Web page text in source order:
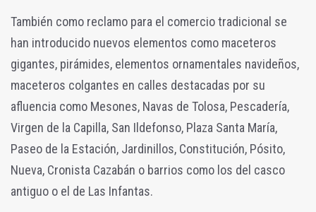
También como reclamo para el comercio tradicional se
han introducido nuevos elementos como maceteros
gigantes, pirámides, elementos ornamentales navideños,
maceteros colgantes en calles destacadas por su
afluencia como Mesones, Navas de Tolosa, Pescadería,
Virgen de la Capilla, San Ildefonso, Plaza Santa María,
Paseo de la Estación, Jardinillos, Constitución, Pósito,
Nueva, Cronista Cazabán o barrios como los del casco
antiguo o el de Las Infantas.